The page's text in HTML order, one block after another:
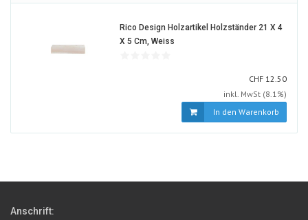
Rico Design Holzartikel Holzständer 21 X 4
X 5 Cm, Weiss
CHF CHF
12.50
inkl. MwSt (8.1%)
In den Warenkorb
Anschrift: